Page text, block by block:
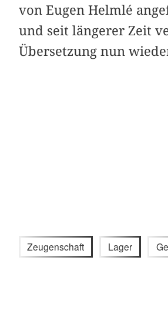
von Eugen Helmlé
und seit längerer Zeit
Übersetzung nun
Zeugenschaft Lager